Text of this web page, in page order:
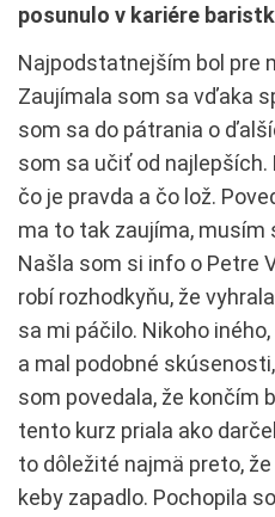
posunulo v kariére
Najpodstatnejším bol pre
Zaujímala som sa vďaka
som sa do pátrania o
som sa učiť od
čo je pravda a čo lož.
ma to tak zaujíma, musím
Našla som si info o Petre
robí rozhodkyňu, že
sa mi páčilo. Nikoho
a mal podobné
som povedala, že končím
tento kurz priala ako
to dôležité najmä preto,
keby zapadlo. Pochopila